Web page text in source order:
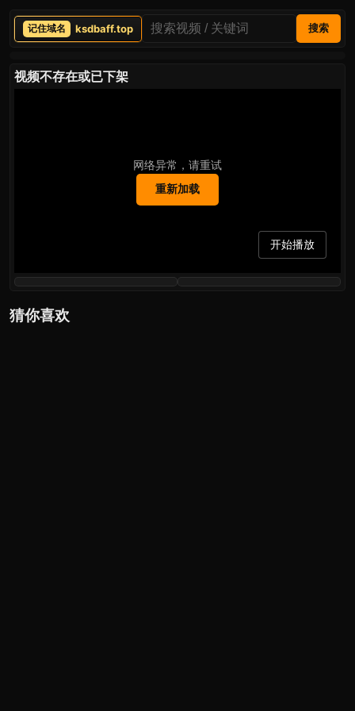
ksdbaff.top 搜索
视频不存在或已下架
网络异常，请重试
重新加载
开始播放
猜你喜欢